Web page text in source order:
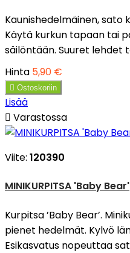
Kaunishedelmäinen, sato
Käytä kurkun tapaan tai
säilöntään. Suuret lehdet
Hinta 5,90 €
 Ostoskoriin
Lisää
 Varastossa
Viite: 120390
MINIKURPITSA 'Baby Bear'
Kurpitsa ’Baby Bear’.
pienet hedelmät. Kylvö
Esikasvatus nopeuttaa